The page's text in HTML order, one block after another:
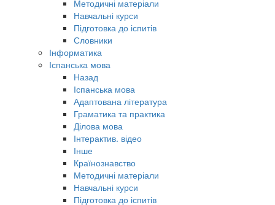
Методичні матеріали
Навчальні курси
Підготовка до іспитів
Словники
Інформатика
Іспанська мова
Назад
Іспанська мова
Адаптована література
Граматика та практика
Ділова мова
Інтерактив. відео
Інше
Країнознавство
Методичні матеріали
Навчальні курси
Підготовка до іспитів